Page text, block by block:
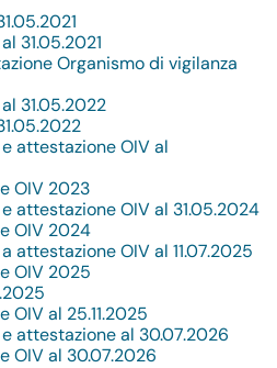
31.05.2021
Organismo di vigilanza
31.05.2022
attestazione OIV al
OIV 2023
attestazione OIV al 31.05.2024
OIV 2024
attestazione OIV al 11.07.2025
OIV 2025
OIV al 25.11.2025
attestazione al 30.07.2026
OIV al 30.07.2026